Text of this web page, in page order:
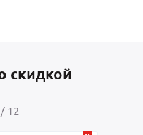
скидкой
/ 12